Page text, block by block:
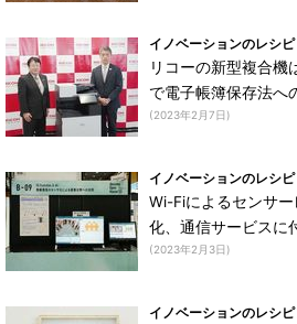
イノベーションのレシピ
リコーの新型複合機
で電子帳簿保存法へ
(2023年2月7日)
イノベーションのレシピ
Wi-Fiによるセンサ
化、通信サービスに
(2023年2月3日)
イノベーションのレシピ